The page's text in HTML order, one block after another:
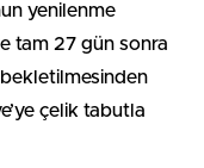
yenilenme
tam 27 gün sonra
çelik tabutla